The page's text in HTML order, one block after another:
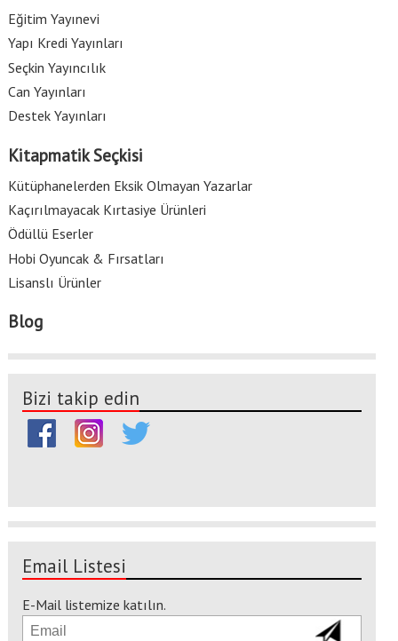
Eğitim Yayınevi
Yapı Kredi Yayınları
Seçkin Yayıncılık
Can Yayınları
Destek Yayınları
Kitapmatik Seçkisi
Kütüphanelerden Eksik Olmayan Yazarlar
Kaçırılmayacak Kırtasiye Ürünleri
Ödüllü Eserler
Hobi Oyuncak & Fırsatları
Lisanslı Ürünler
Blog
Bizi takip edin
Email Listesi
E-Mail listemize katılın.